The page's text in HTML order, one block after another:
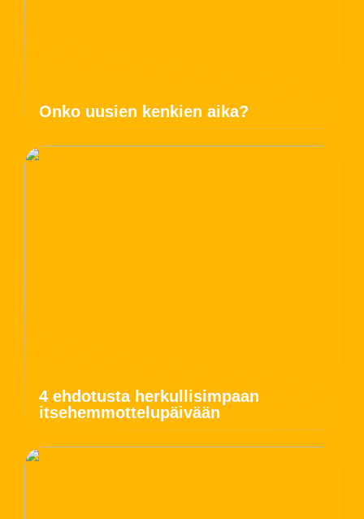
Onko uusien kenkien aika?
4 ehdotusta herkullisimpaan
itsehemmottelupäivään